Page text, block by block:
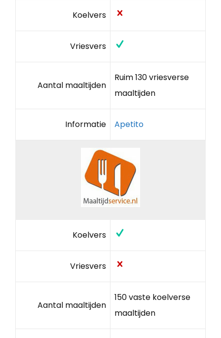
Koelvers
Vriesvers
Aantal maaltijden
Ruim 130 vriesverse
maaltijden
Informatie Apetito
Koelvers
Vriesvers
Aantal maaltijden
150 vaste koelverse
maaltijden